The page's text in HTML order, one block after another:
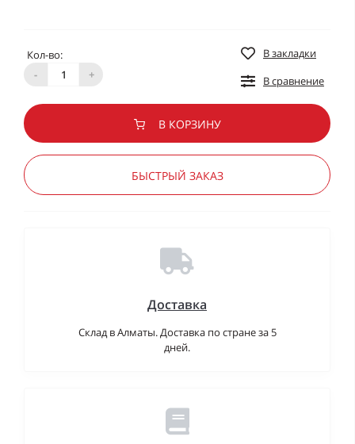
Кол-во:
-
+
В закладки
В сравнение
В КОРЗИНУ
БЫСТРЫЙ ЗАКАЗ
Доставка
Склад в Алматы. Доставка по стране за 5
дней.